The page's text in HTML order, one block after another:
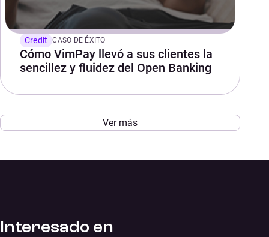
Credit CASO DE ÉXITO
Cómo VimPay llevó a sus clientes la
sencillez y fluidez del Open Banking
Ver más
Interesado en